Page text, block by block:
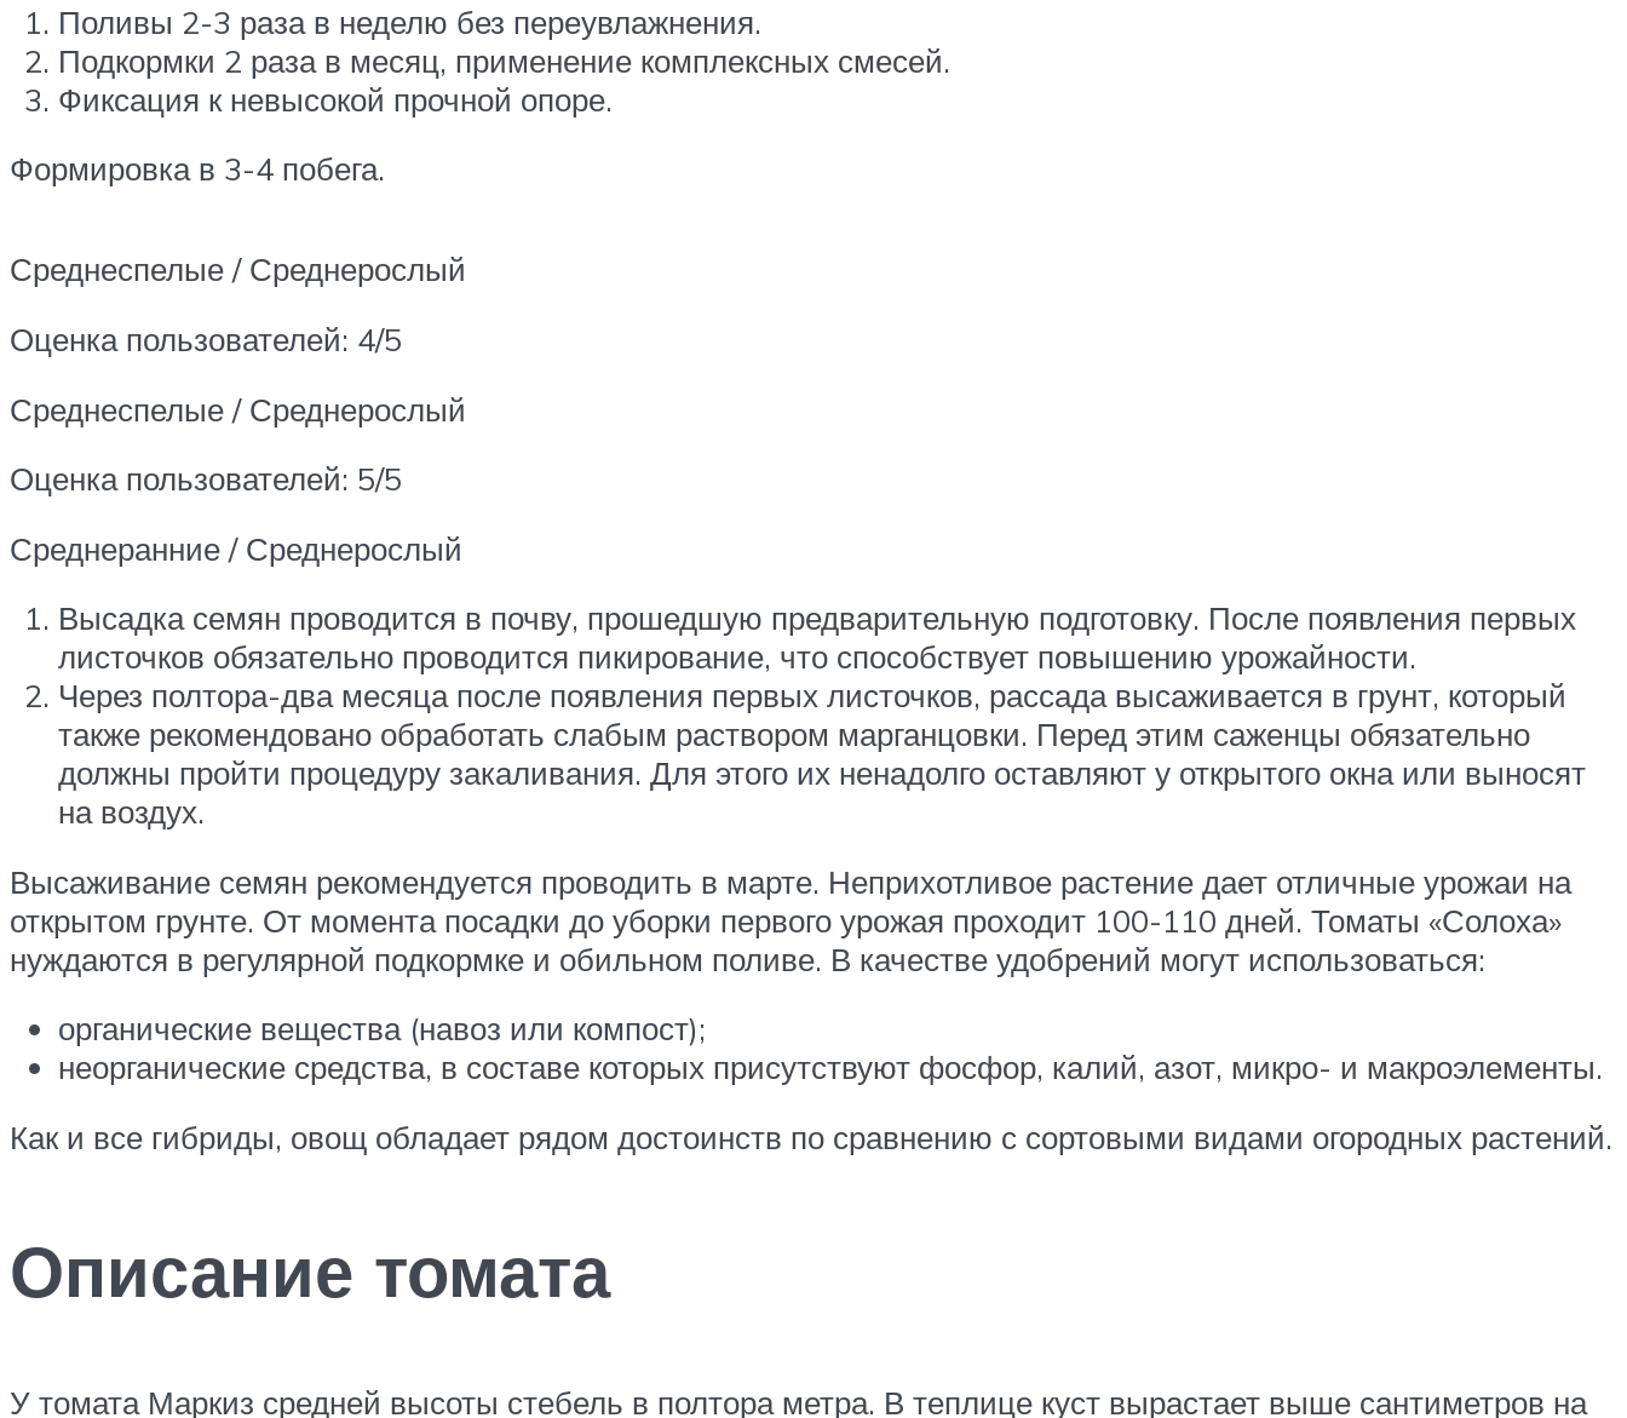
Поливы 2-3 раза в неделю без переувлажнения.
Подкормки 2 раза в месяц, применение комплексных смесей.
Фиксация к невысокой прочной опоре.
Формировка в 3-4 побега.
Среднеспелые / Среднерослый
Оценка пользователей: 4/5
Среднеспелые / Среднерослый
Оценка пользователей: 5/5
Среднеранние / Среднерослый
Высадка семян проводится в почву, прошедшую предварительную подготовку. После появления первых
листочков обязательно проводится пикирование, что способствует повышению урожайности.
Через полтора-два месяца после появления первых листочков, рассада высаживается в грунт, который
также рекомендовано обработать слабым раствором марганцовки. Перед этим саженцы обязательно
должны пройти процедуру закаливания. Для этого их ненадолго оставляют у открытого окна или выносят
на воздух.
Высаживание семян рекомендуется проводить в марте. Неприхотливое растение дает отличные урожаи на
открытом грунте. От момента посадки до уборки первого урожая проходит 100-110 дней. Томаты «Солоха»
нуждаются в регулярной подкормке и обильном поливе. В качестве удобрений могут использоваться:
органические вещества (навоз или компост);
неорганические средства, в составе которых присутствуют фосфор, калий, азот, микро- и макроэлементы.
Как и все гибриды, овощ обладает рядом достоинств по сравнению с сортовыми видами огородных растений.
Описание томата
У томата Маркиз средней высоты стебель в полтора метра. В теплице куст вырастает выше сантиметров на